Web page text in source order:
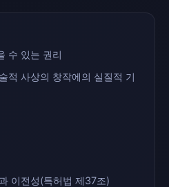
수 있는 권리
적 사상의 창작에의 실질적 기
이전성(특허법 제37조)